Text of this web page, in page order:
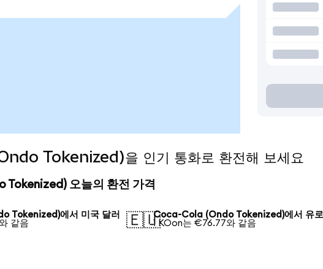
Tokenized)을 인기 통화로 환전해 보세요
Tokenized) 오늘의 환전 가격
Tokenized)에서 미국 달러
같음
🇪🇺Coca-Cola (Ondo Tokenized)에서 유로
1 KOon는 €76.77와 같음